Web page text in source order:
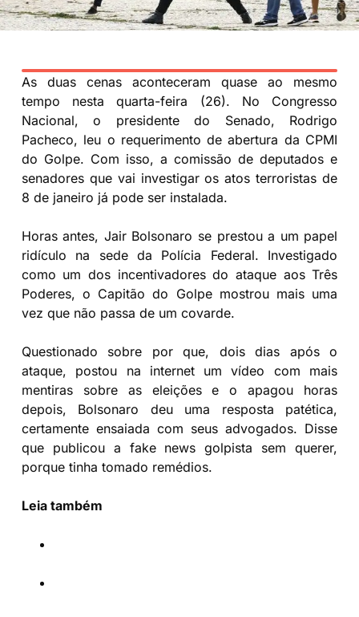
As duas cenas aconteceram quase ao mesmo
tempo nesta quarta-feira (26). No Congresso
Nacional, o presidente do Senado, Rodrigo
Pacheco, leu o requerimento de abertura da CPMI
do Golpe. Com isso, a comissão de deputados e
senadores que vai investigar os atos terroristas de
8 de janeiro já pode ser instalada.
Horas antes, Jair Bolsonaro se prestou a um papel
ridículo na sede da Polícia Federal. Investigado
como um dos incentivadores do ataque aos Três
Poderes, o Capitão do Golpe mostrou mais uma
vez que não passa de um covarde.
Questionado sobre por que, dois dias após o
ataque, postou na internet um vídeo com mais
mentiras sobre as eleições e o apagou horas
depois, Bolsonaro deu uma resposta patética,
certamente ensaiada com seus advogados. Disse
que publicou a fake news golpista sem querer,
porque tinha tomado remédios.
Leia também